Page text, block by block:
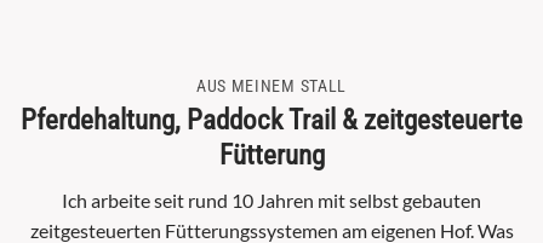
AUS MEINEM STALL
Pferdehaltung, Paddock Trail & zeitgesteuerte
Fütterung
Ich arbeite seit rund 10 Jahren mit selbst gebauten
zeitgesteuerten Fütterungssystemen am eigenen Hof. Was